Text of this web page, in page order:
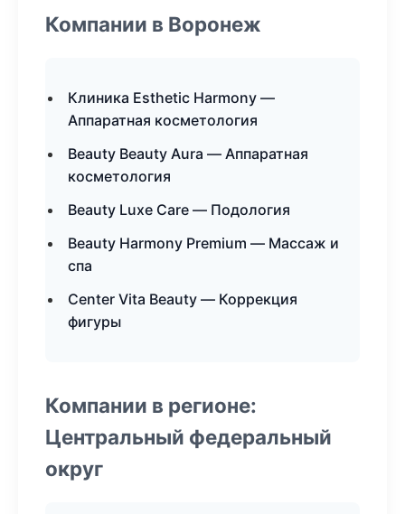
Компании в Воронеж
Клиника Esthetic Harmony —
Аппаратная косметология
Beauty Beauty Aura — Аппаратная
косметология
Beauty Luxe Care — Подология
Beauty Harmony Premium — Массаж и
спа
Center Vita Beauty — Коррекция
фигуры
Компании в регионе:
Центральный федеральный
округ